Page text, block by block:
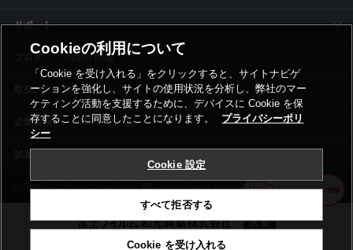
サポート
siyaku-blog
取扱いメーカー
事業所一覧
利用規約 プライバシーポリシー コーポレートサイト Cookie設定
Cookieの利用について
「Cookie を受け入れる」をクリックすると、サイトナビゲ
ーションを強化し、サイトの使用状況を分析し、弊社のマー
ケティング活動を支援するために、デバイスに Cookie を保
存することに同意したことになります。
プライバシーポリ
シー
Cookie 設定
すべて拒否する
Cookie を受け入れる